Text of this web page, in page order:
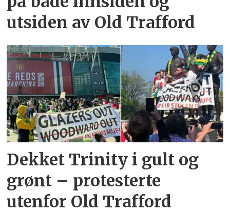
utsiden av Old Trafford
Dekket Trinity i gult og
grønt – protesterte
utenfor Old Trafford